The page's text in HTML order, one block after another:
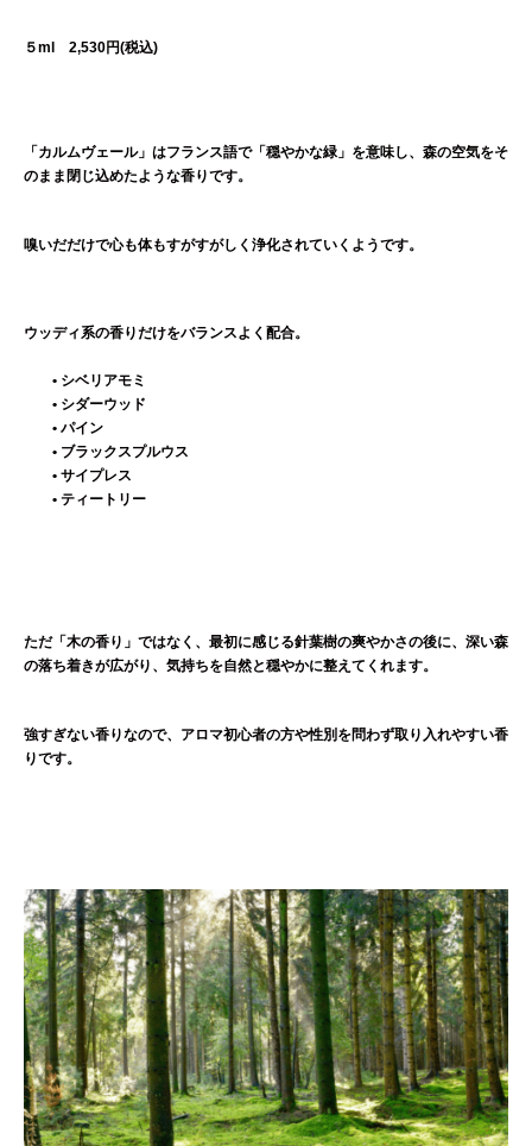
５ml 2,530円(税込)
「カルムヴェール」はフランス語で「穏やかな緑」を意味し、森の空気をそ
のまま閉じ込めたような香りです。
嗅いだだけで心も体もすがすがしく浄化されていくようです。
ウッディ系の香りだけをバランスよく配合。
• シベリアモミ
• シダーウッド
• パイン
• ブラックスプルウス
• サイプレス
• ティートリー
ただ「木の香り」ではなく、最初に感じる針葉樹の爽やかさの後に、深い森
の落ち着きが広がり、気持ちを自然と穏やかに整えてくれます。
強すぎない香りなので、アロマ初心者の方や性別を問わず取り入れやすい香
りです。